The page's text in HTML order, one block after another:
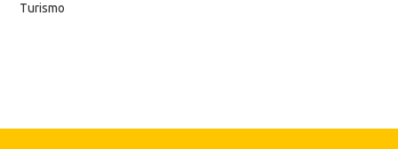
Turismo